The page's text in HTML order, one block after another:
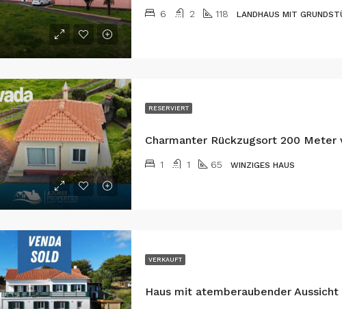
6 2 118 LANDHAUS MIT
RESERVIERT
1 1 65 WINZIGES HAUS
VERKAUFT